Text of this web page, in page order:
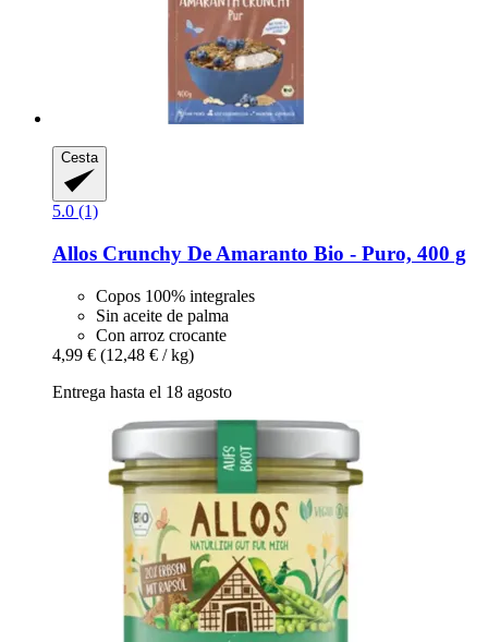
Cesta
5.0 (1)
Allos Crunchy De Amaranto Bio -​ Puro, 400 g
Copos 100% integrales
Sin aceite de palma
Con arroz crocante
4,99 € (12,48 € / kg)
Entrega hasta el 18 agosto